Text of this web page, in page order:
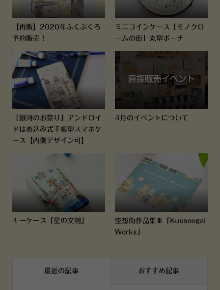
【再販】2020年ふくぶくろ
予約販売！
ミニコインケース「モノクロ
ームの街」丸型ポーチ
「銀河のお祭り」アンドロイ
ドはめ込み式手帳型スマホケ
ース【内側デザイン可】
4月のイベントについて
キーケース「星の文明」
空想街作品集Ⅲ「Kuusoogai
Works」
最近の記事 おすすめ記事